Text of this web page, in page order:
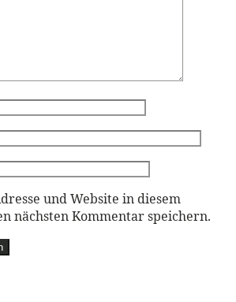
und Website in diesem
nächsten Kommentar speichern.